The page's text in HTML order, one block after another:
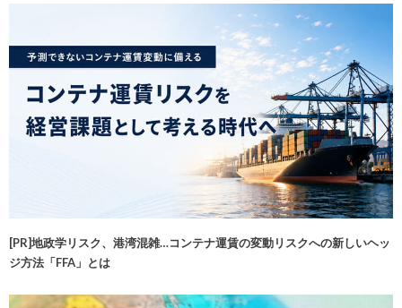
[PR]地政学リスク、港湾混雑…コンテナ運賃の変動リスクへの新しいヘッ
ジ方法「FFA」とは